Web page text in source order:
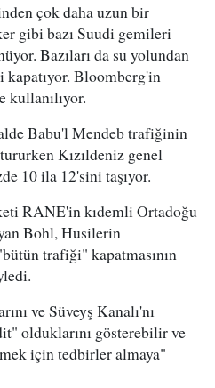
çok daha uzun bir
gibi bazı Suudi gemileri
Bazıları da su yolundan
Bloomberg'in
kullanılıyor.
Babu'l Mendeb trafiğinin
Kızıldeniz genel
10 ila 12'sini taşıyor.
RANE'in kıdemli Ortadoğu
Bohl, Husilerin
trafiği" kapatmasının
ve Süveyş Kanalı'nı
olduklarını gösterebilir ve
için tedbirler almaya"